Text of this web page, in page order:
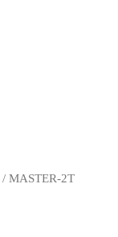
/ MASTER-2T